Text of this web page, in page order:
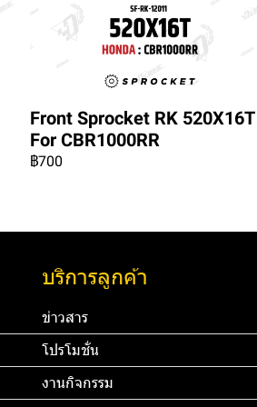
Front Sprocket RK 520X16T
For CBR1000RR
฿700
บริการลูกค้า
ข่าวสาร
โปรโมชั่น
งานกิจกรรม